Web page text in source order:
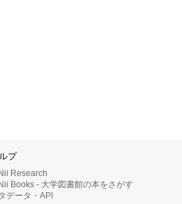
プ
Research
Books - 大学図書館の本をさがす
データ・API